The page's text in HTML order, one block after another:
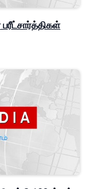
பரீட்சார்த்திகள்